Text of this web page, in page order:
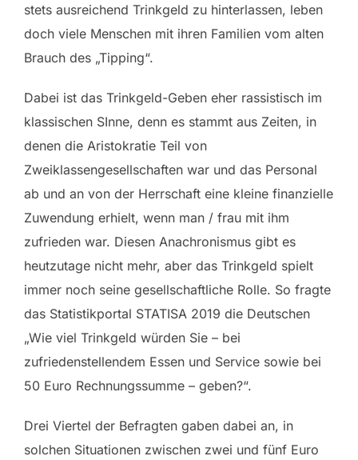
stets ausreichend Trinkgeld zu hinterlassen, leben
doch viele Menschen mit ihren Familien vom alten
Brauch des „Tipping“.
Dabei ist das Trinkgeld-Geben eher rassistisch im
klassischen SInne, denn es stammt aus Zeiten, in
denen die Aristokratie Teil von
Zweiklassengesellschaften war und das Personal
ab und an von der Herrschaft eine kleine finanzielle
Zuwendung erhielt, wenn man / frau mit ihm
zufrieden war. Diesen Anachronismus gibt es
heutzutage nicht mehr, aber das Trinkgeld spielt
immer noch seine gesellschaftliche Rolle. So fragte
das Statistikportal STATISA 2019 die Deutschen
„Wie viel Trinkgeld würden Sie – bei
zufriedenstellendem Essen und Service sowie bei
50 Euro Rechnungssumme – geben?“.
Drei Viertel der Befragten gaben dabei an, in
solchen Situationen zwischen zwei und fünf Euro